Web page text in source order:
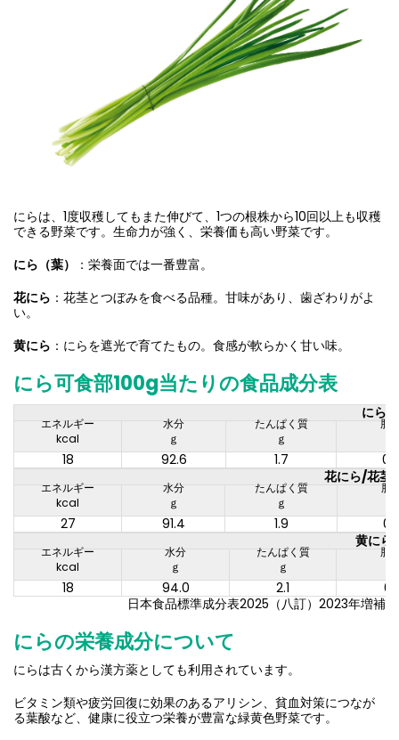
にらは、1度収穫してもまた伸びて、1つの根株から10回以上も収穫
できる野菜です。生命力が強く、栄養価も高い野菜です。
にら（葉）
：栄養面では一番豊富。
花にら ：花茎とつぼみを食べる品種。甘味があり、歯ざわりがよ
い。
黄にら ：にらを遮光で育てたもの。食感が軟らかく甘い味。
にら可食部100g当たりの食品成分表
にら/
エネルギー
kcal
水分
ｇ
たんぱく質
ｇ
脂
18 92.6 1.7
0.3
花にら/花茎
エネルギー
kcal
水分
ｇ
たんぱく質
ｇ
脂
27 91.4 1.9
黄にら
エネルギー
kcal
水分
ｇ
たんぱく質
ｇ
脂
18 94.0 2.1
0.1
日本食品標準成分表2025（八訂）2023年増補
にらの栄養成分について
にらは古くから漢方薬としても利用されています。
ビタミン類や疲労回復に効果のあるアリシン、貧血対策につなが
る葉酸など、健康に役立つ栄養が豊富な緑黄色野菜です。